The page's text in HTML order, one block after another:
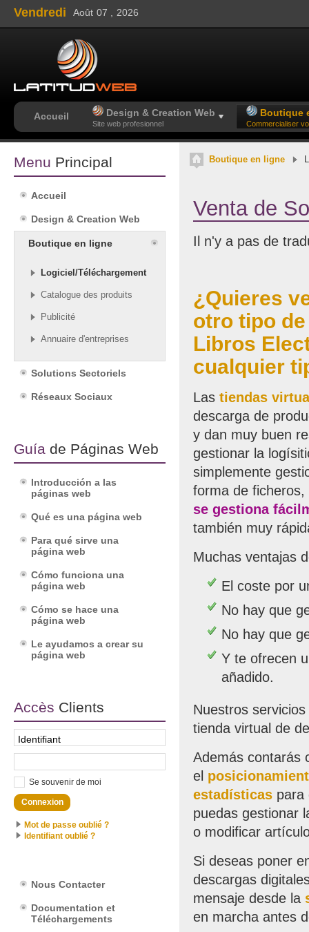
Vendredi Août 07 , 2026
Accueil Design & Creation Web
Site web profesionnel
Boutique
Commercialiser
Boutique en ligne
Venta de
Il n'y a pas de
¿Quieres
otro tipo
Libros
cualquier
Las tiendas
descarga de
y dan muy buen
gestionar la
simplemente
forma de ficheros,
se gestiona
también muy
Muchas ventajas
El coste por
No hay que
No hay que
Y te ofrecen
añadido.
Nuestros
tienda virtual de
Además contarás
el
estadísticas para
puedas gestionar
o modificar
Si deseas poner
descargas
mensaje desde la
en marcha antes
Menu Principal
Accueil
Design & Creation Web
Boutique en ligne
Logiciel/Téléchargement
Catalogue des produits
Publicité
Annuaire d'entreprises
Solutions Sectoriels
Réseaux Sociaux
Guía de Páginas Web
Introducción a las
páginas web
Qué es una página web
Para qué sirve una
página web
Cómo funciona una
página web
Cómo se hace una
página web
Le ayudamos a crear su
página web
Accès Clients
Se souvenir de moi
Mot de passe oublié ?
Identifiant oublié ?
Nous Contacter
Documentation et
Téléchargements